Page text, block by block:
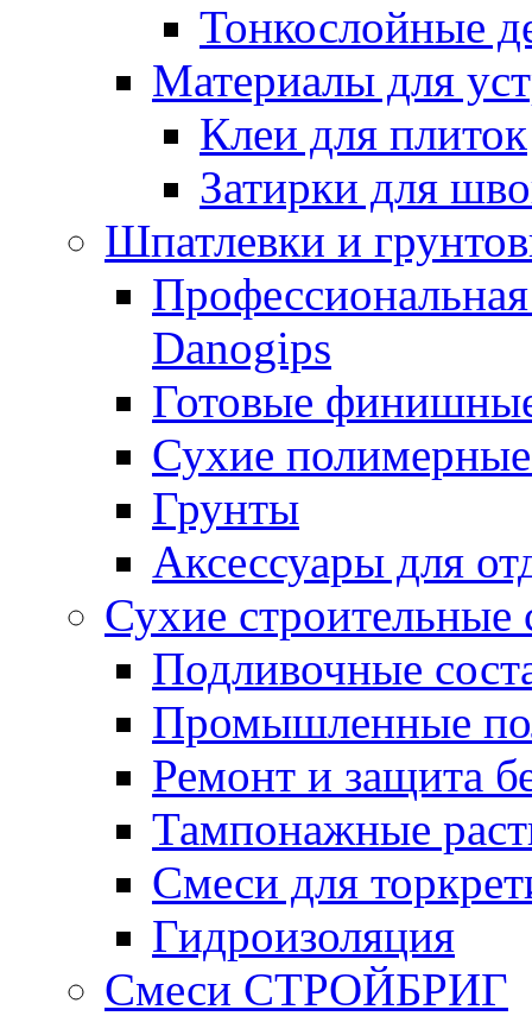
Тонкослойные
Материалы для
Клеи для плиток
Затирки для
Шпатлевки и
Danogips
Готовые
Сухие
Грунты
Аксессуары для
Сухие строительные
Подливочные
Промышленные
Ремонт и защита
Тампонажные
Смеси для
Гидроизоляция
Смеси СТРОЙБРИГ